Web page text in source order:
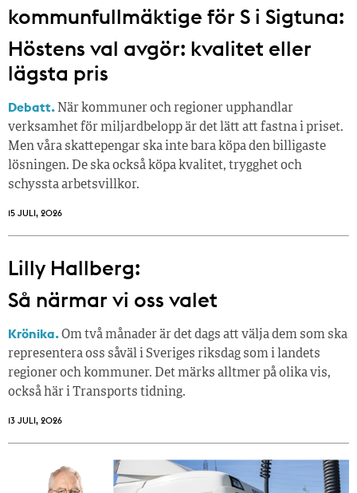
kommunfullmäktige för S i Sigtuna:
Höstens val avgör: kvalitet eller
lägsta pris
Debatt. När kommuner och regioner upphandlar
verksamhet för miljardbelopp är det lätt att fastna i priset.
Men våra skattepengar ska inte bara köpa den billigaste
lösningen. De ska också köpa kvalitet, trygghet och
schyssta arbetsvillkor.
15 JULI, 2026
Lilly Hallberg:
Så närmar vi oss valet
Krönika.Om två månader är det dags att välja dem som ska
representera oss såväl i Sveriges riksdag som i landets
regioner och kommuner. Det märks alltmer på olika vis,
också här i Transports tidning.
13 JULI, 2026